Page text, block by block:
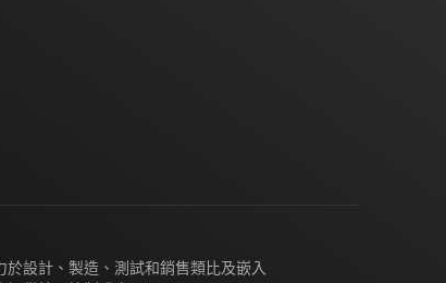
設計、製造、測試和銷售類比及嵌入